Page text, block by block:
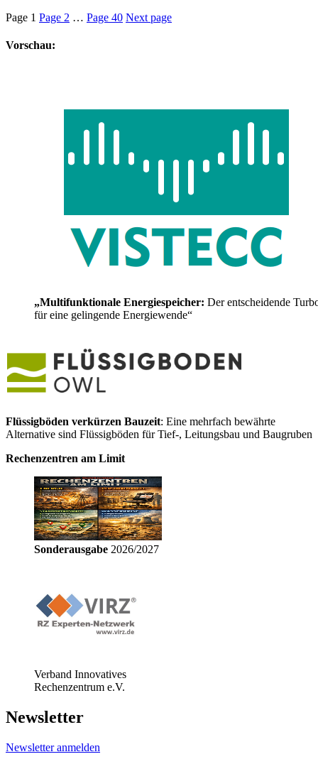
Page 1 Page 2 … Page 40 Next page
Vorschau:
„Multifunktionale Energiespeicher: Der entscheidende
für eine gelingende Energiewende“
Flüssigböden verkürzen Bauzeit: Eine mehrfach bewährte
Alternative sind Flüssigböden für Tief-, Leitungsbau und Baugruben
Rechenzentren am Limit
Sonderausgabe 2026/2027
Verband Innovatives
Rechenzentrum e.V.
Newsletter
Newsletter anmelden